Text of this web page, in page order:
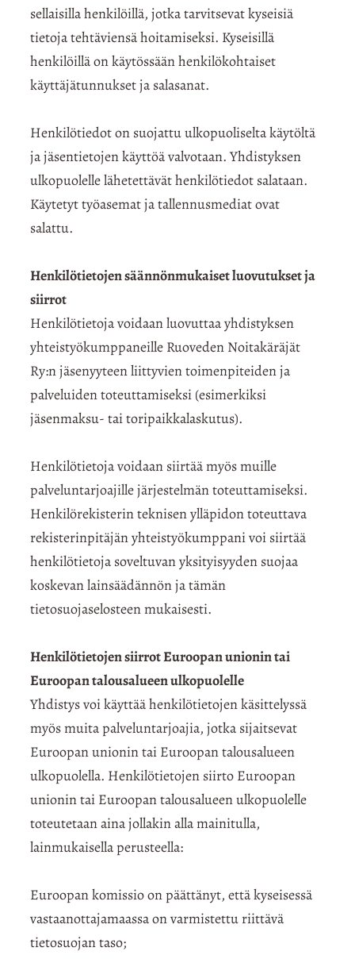
sellaisilla henkilöillä, jotka tarvitsevat kyseisiä
tietoja tehtäviensä hoitamiseksi. Kyseisillä
henkilöillä on käytössään henkilökohtaiset
käyttäjätunnukset ja salasanat.
Henkilötiedot on suojattu ulkopuoliselta käytöltä
ja jäsentietojen käyttöä valvotaan. Yhdistyksen
ulkopuolelle lähetettävät henkilötiedot salataan.
Käytetyt työasemat ja tallennusmediat ovat
salattu.
Henkilötietojen säännönmukaiset luovutukset ja
siirrot
Henkilötietoja voidaan luovuttaa yhdistyksen
yhteistyökumppaneille Ruoveden Noitakäräjät
Ry:n jäsenyyteen liittyvien toimenpiteiden ja
palveluiden toteuttamiseksi (esimerkiksi
jäsenmaksu- tai toripaikkalaskutus).
Henkilötietoja voidaan siirtää myös muille
palveluntarjoajille järjestelmän toteuttamiseksi.
Henkilörekisterin teknisen ylläpidon toteuttava
rekisterinpitäjän yhteistyökumppani voi siirtää
henkilötietoja soveltuvan yksityisyyden suojaa
koskevan lainsäädännön ja tämän
tietosuojaselosteen mukaisesti.
Henkilötietojen siirrot Euroopan unionin tai
Euroopan talousalueen ulkopuolelle
Yhdistys voi käyttää henkilötietojen käsittelyssä
myös muita palveluntarjoajia, jotka sijaitsevat
Euroopan unionin tai Euroopan talousalueen
ulkopuolella. Henkilötietojen siirto Euroopan
unionin tai Euroopan talousalueen ulkopuolelle
toteutetaan aina jollakin alla mainitulla,
lainmukaisella perusteella:
Euroopan komissio on päättänyt, että kyseisessä
vastaanottajamaassa on varmistettu riittävä
tietosuojan taso;